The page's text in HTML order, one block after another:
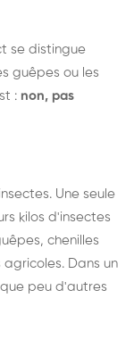
se distingue
guêpes ou les
: non, pas
Une seule
kilos d'insectes
chenilles
Dans un
peu d'autres